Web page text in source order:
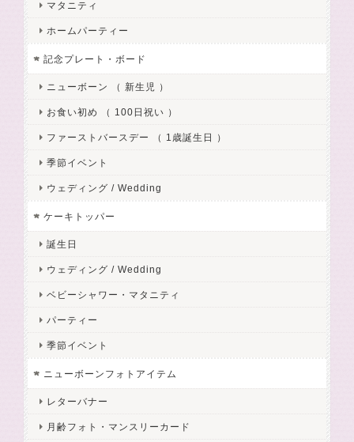
マタニティ
ホームパーティー
記念プレート・ボード
ニューボーン （ 新生児 ）
お食い初め （ 100日祝い ）
ファーストバースデー （ 1歳誕生日 ）
季節イベント
ウェディング / Wedding
ケーキトッパー
誕生日
ウェディング / Wedding
ベビーシャワー・マタニティ
パーティー
季節イベント
ニューボーンフォトアイテム
レターバナー
月齢フォト・マンスリーカード